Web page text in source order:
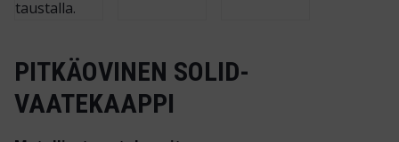
PITKÄOVINEN SOLID-
VAATEKAAPPI